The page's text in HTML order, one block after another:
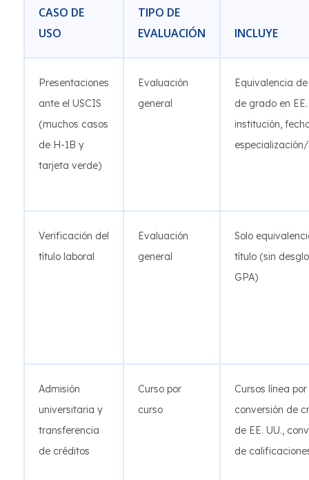
CASO DE
USO
TIPO DE
EVALUACIÓN
INCLUYE
Presentaciones
ante el USCIS
(muchos casos
de H-1B y
tarjeta verde)
Evaluación
general
Equivalencia
de grado en EE.
institución,
Verificación del
título laboral
Evaluación
general
Solo
título (sin
GPA)
Admisión
universitaria y
transferencia
de créditos
Curso por
curso
Cursos línea
conversión de
de EE. UU.,
de